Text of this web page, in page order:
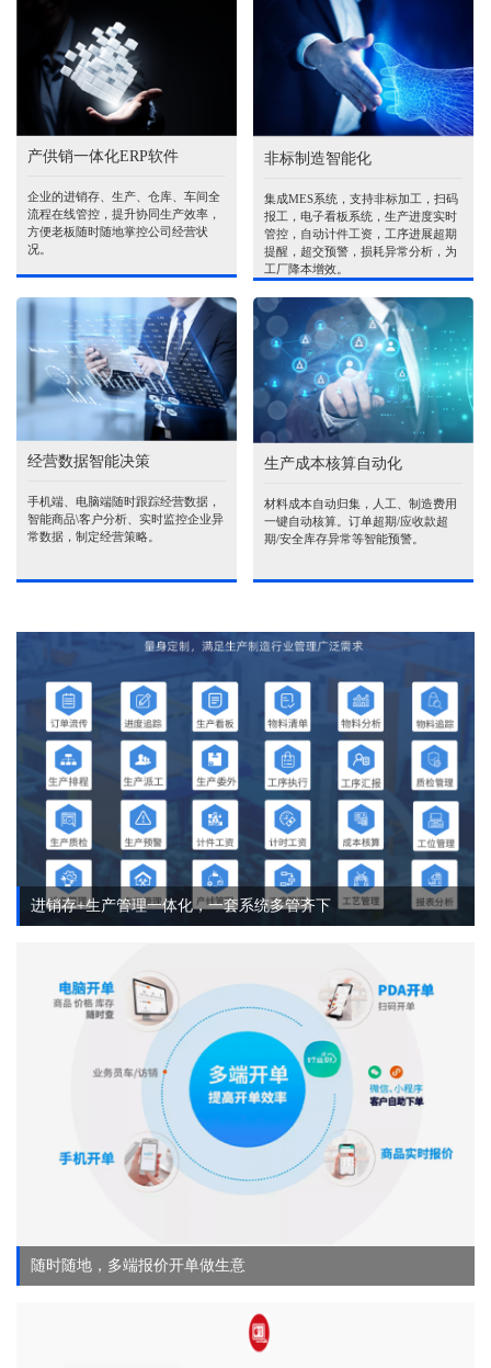
产供销一体化ERP软件
企业的进销存、生产、仓库、车间全
流程在线管控，提升协同生产效率，
方便老板随时随地掌控公司经营状
况。
非标制造智能化
集成MES系统，支持非标加工，扫码
报工，电子看板系统，生产进度实时
管控，自动计件工资，工序进展超期
提醒，超交预警，损耗异常分析，为
工厂降本增效。
经营数据智能决策
手机端、电脑端随时跟踪经营数据，
智能商品\客户分析、实时监控企业异
常数据，制定经营策略。
生产成本核算自动化
材料成本自动归集，人工、制造费用
一键自动核算。订单超期/应收款超
期/安全库存异常等智能预警。
进销存+生产管理一体化，一套系统多管齐下
随时随地，多端报价开单做生意